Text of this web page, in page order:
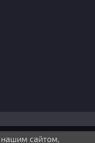
нашим сайтом,